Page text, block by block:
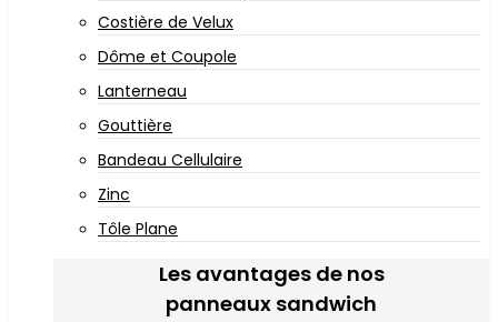
Costière de Velux
Dôme et Coupole
Lanterneau
Gouttière
Bandeau Cellulaire
Zinc
Tôle Plane
Les avantages de nos
panneaux sandwich